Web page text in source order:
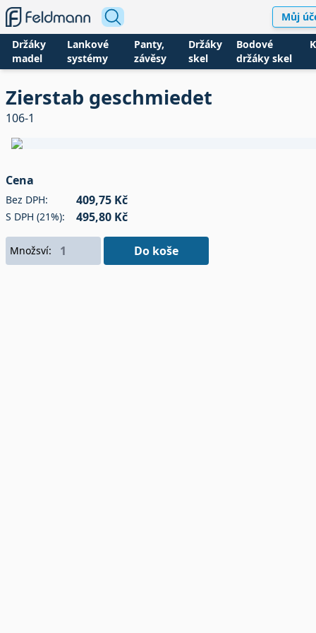
Můj
Držáky
madel
Lankové
systémy
Panty,
závěsy
Držáky
skel
Bodové
držáky skel
Zierstab geschmiedet
106-1
Cena
Bez DPH: 409,75 Kč
S DPH (21%): 495,80 Kč
Množsví: Do koše